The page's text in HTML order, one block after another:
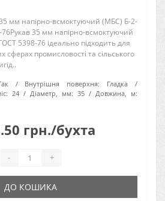
мм напірно-всмоктуючий (МБС) Б-2-
35 мм напірно-всмоктуючий
5398-76 ідеально підходить для
сферах промисловості та сільського
Внутрішня поверхня:
Гладка
24 Діаметр, мм: 35
Довжина, м:
грн./бухта
- +
ДО КОШИКА